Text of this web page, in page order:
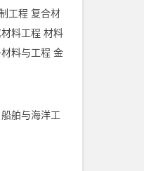
工程 复合材
料工程 材料
料与工程 金
船舶与海洋工